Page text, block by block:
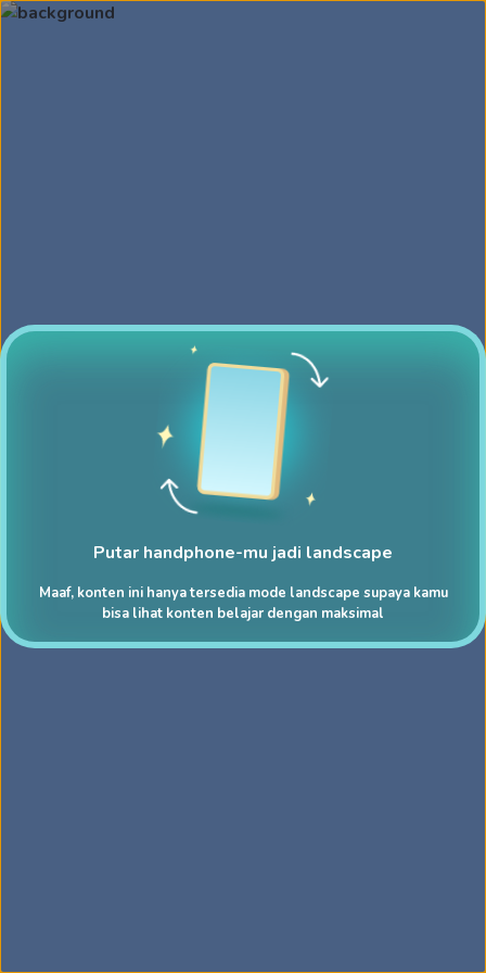
Putar handphone-mu jadi landscape
Maaf, konten ini hanya tersedia mode landscape supaya kamu
bisa lihat konten belajar dengan maksimal